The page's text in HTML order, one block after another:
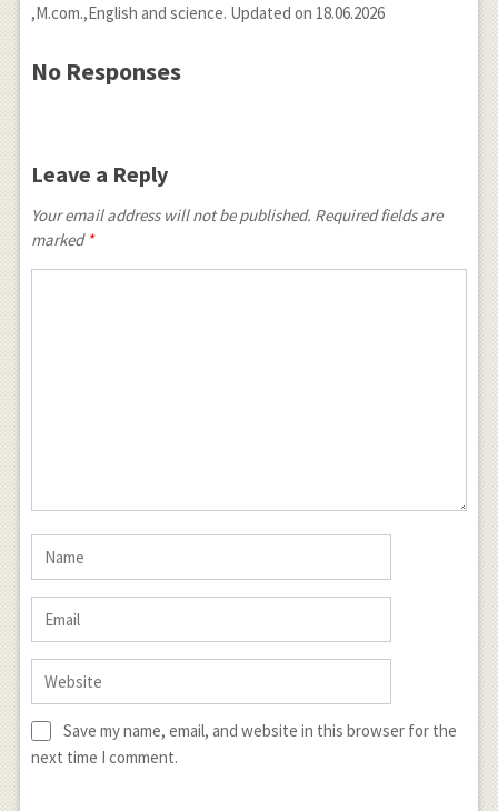
,M.com.,English and science. Updated on 18.06.2026
No Responses
Leave a Reply
Your email address will not be published. Required fields are
marked *
Save my name, email, and website in this browser for the
next time I comment.